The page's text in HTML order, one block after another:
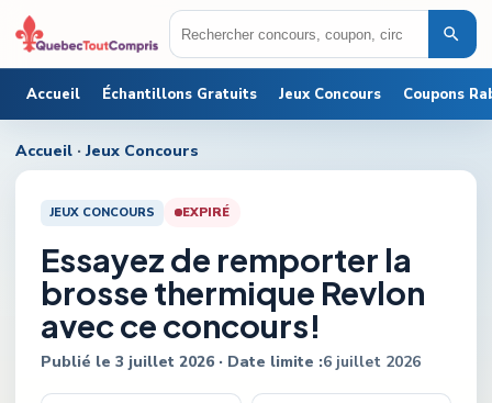
Accueil Échantillons Gratuits Jeux Concours Coupons
Accueil · Jeux Concours
JEUX CONCOURS EXPIRÉ
Essayez de remporter la
brosse thermique Revlon
avec ce concours!
Publié le 3 juillet 2026 · Date limite :6 juillet 2026